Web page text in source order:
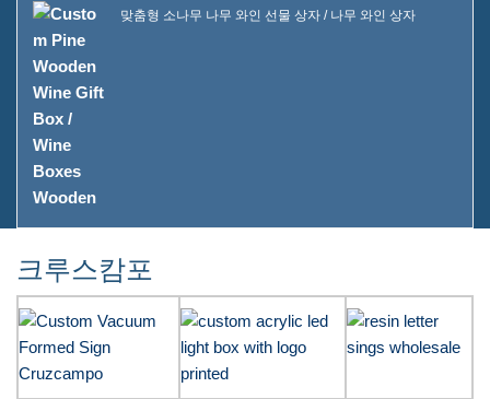
맞춤형 소나무 나무 와인 선물 상자 / 나무 와인 상자
크루스캄포